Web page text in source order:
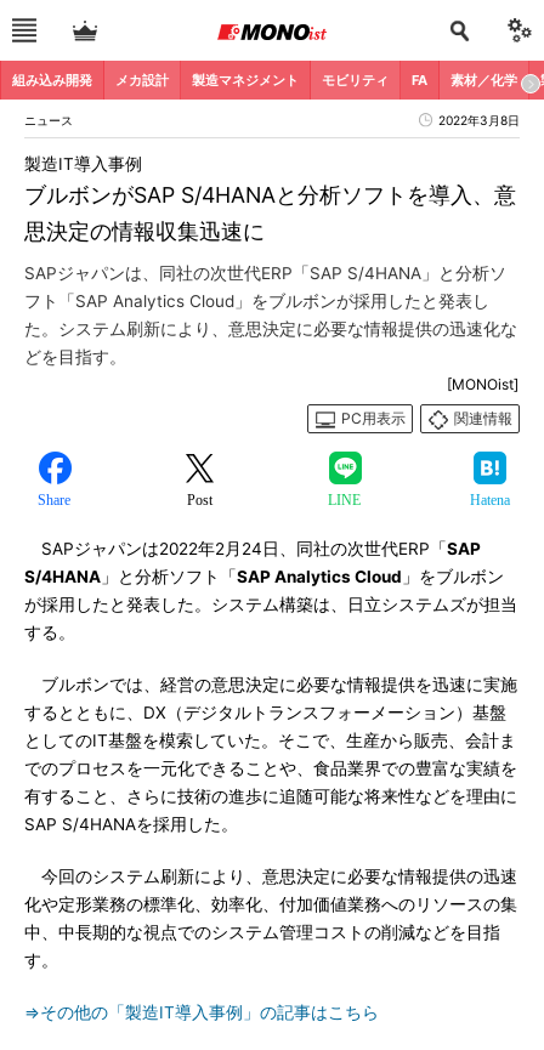
組み込み開発 メカ設計 製造マネジメント モビリティ FA 素材／化学
ニュース 2022年3月8日
ブルボンがSAP S/4HANAと分析ソフトを導入、意
思決定の情報収集迅速に
製造IT導入事例
SAPジャパンは、同社の次世代ERP「SAP S/4HANA」と分析ソ
フト「SAP Analytics Cloud」をブルボンが採用したと発表し
た。システム刷新により、意思決定に必要な情報提供の迅速化な
どを目指す。
[MONOist]
PC用表示
関連情報
Share Post LINE Hatena
SAPジャパンは2022年2月24日、同社の次世代ERP「SAP
S/4HANA 」と分析ソフト「SAP Analytics Cloud 」をブルボン
が採用したと発表した。システム構築は、日立システムズが担当
する。
ブルボンでは、経営の意思決定に必要な情報提供を迅速に実施
するとともに、DX（デジタルトランスフォーメーション）基盤
としてのIT基盤を模索していた。そこで、生産から販売、会計ま
でのプロセスを一元化できることや、食品業界での豊富な実績を
有すること、さらに技術の進歩に追随可能な将来性などを理由に
SAP S/4HANAを採用した。
今回のシステム刷新により、意思決定に必要な情報提供の迅速
化や定形業務の標準化、効率化、付加価値業務へのリソースの集
中、中長期的な視点でのシステム管理コストの削減などを目指
す。
⇒その他の「製造IT導入事例」の記事はこちら